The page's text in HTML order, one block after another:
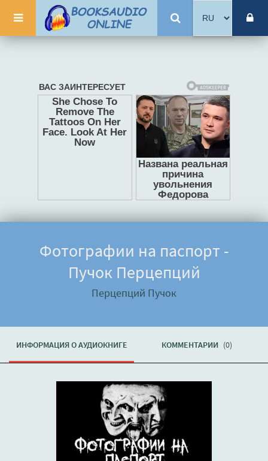
Фотографии на паспорт -
Пучок Перцепций
Перцепций Пучок
ИНФОРМАЦИЯ О АУДИОКНИГЕ КОММЕНТАРИИ (0)